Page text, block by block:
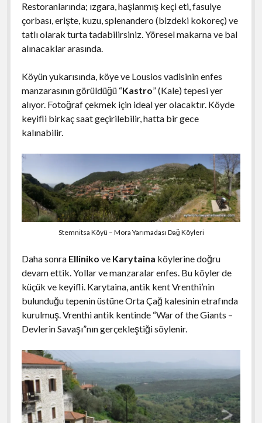
Restoranlarında; ızgara, haşlanmış keçi eti, fasulye
çorbası, erişte, kuzu, splenandero (bizdeki kokoreç) ve
tatlı olarak turta tadabilirsiniz. Yöresel makarna ve bal
alınacaklar arasında.
Köyün yukarısında, köye ve Lousios vadisinin enfes
manzarasının görüldüğü “Kastro” (Kale) tepesi yer
alıyor. Fotoğraf çekmek için ideal yer olacaktır. Köyde
keyifli birkaç saat geçirilebilir, hatta bir gece
kalınabilir.
Stemnitsa Köyü – Mora Yarımadası Dağ Köyleri
Daha sonra Elliniko ve Karytaina köylerine doğru
devam ettik. Yollar ve manzaralar enfes. Bu köyler de
küçük ve keyifli. Karytaina, antik kent Vrenthi’nin
bulunduğu tepenin üstüne Orta Çağ kalesinin etrafında
kurulmuş. Vrenthi antik kentinde “War of the Giants –
Devlerin Savaşı”nın gerçekleştiği söylenir.